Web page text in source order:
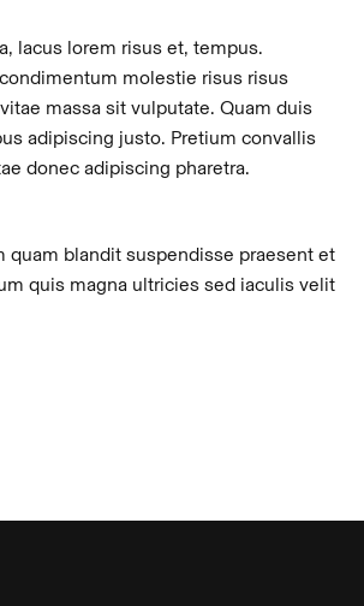
lacus lorem risus et, tempus.
molestie risus risus
massa sit vulputate. Quam duis
adipiscing justo. Pretium convallis
donec adipiscing pharetra.
quam blandit suspendisse praesent et
quis magna ultricies sed iaculis velit